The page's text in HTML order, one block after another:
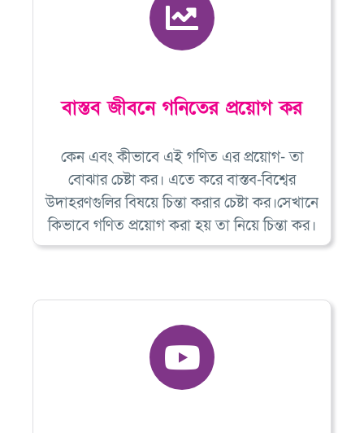
বাস্তব জীবনে গনিতের প্রয়োগ কর
কেন এবং কীভাবে এই গণিত এর প্রয়োগ- তা
বোঝার চেষ্টা কর। এতে করে বাস্তব-বিশ্বের
উদাহরণগুলির বিষয়ে চিন্তা করার চেষ্টা কর।সেখানে
কিভাবে গণিত প্রয়োগ করা হয় তা নিয়ে চিন্তা কর।